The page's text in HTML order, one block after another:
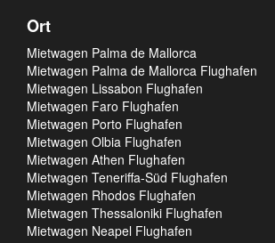
Ort
Mietwagen Palma de Mallorca
Mietwagen Palma de Mallorca Flughafen
Mietwagen Lissabon Flughafen
Mietwagen Faro Flughafen
Mietwagen Porto Flughafen
Mietwagen Olbia Flughafen
Mietwagen Athen Flughafen
Mietwagen Teneriffa-Süd Flughafen
Mietwagen Rhodos Flughafen
Mietwagen Thessaloniki Flughafen
Mietwagen Neapel Flughafen